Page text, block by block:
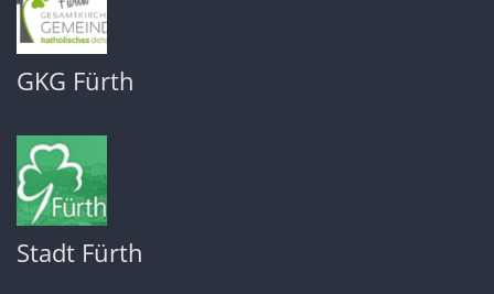
GKG Fürth
Stadt Fürth